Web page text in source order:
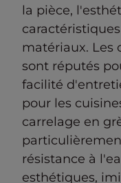
la pièce,
matériaux. Les
sont réputés
facilité
pour les
carrelage en
résistance à
esthétiques,